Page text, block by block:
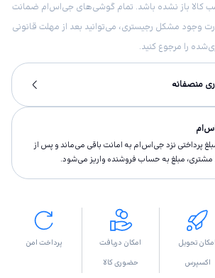
کالا باز نشده باشد. تمام گوشی‌های جی‌اس‌ام ضمانت
وجود مشکل رجیستری، می‌توانید بعد از مهلت قانونی
منصفانه
پرداختى نزد جی‌اس‌ام به امانت باقى مى‌ماند و پس از
مشتری، مبلغ به حساب فروشنده واريز مى‌شود.
امکان تحویل
اکسپرس
امکان دریافت
حضوری کالا
پرداخت امن